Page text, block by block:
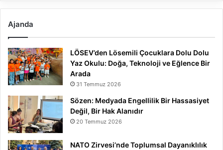
Ajanda
LÖSEV’den Lösemili Çocuklara Dolu Dolu
Yaz Okulu: Doğa, Teknoloji ve Eğlence Bir
Arada
31 Temmuz 2026
Sözen: Medyada Engellilik Bir Hassasiyet
Değil, Bir Hak Alanıdır
20 Temmuz 2026
NATO Zirvesi’nde Toplumsal Dayanıklılık